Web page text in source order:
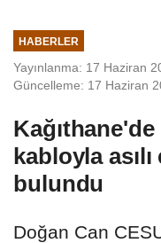
HABERLER
Yayınlanma: 17 Haziran
Güncelleme: 17 Haziran
kabloyla
bulundu
Doğan Can